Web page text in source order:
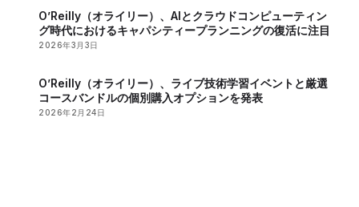
O’Reilly（オライリー）、AIとクラウドコンピューティン
グ時代におけるキャパシティープランニングの復活に注目
2026年3月3日
O’Reilly（オライリー）、ライブ技術学習イベントと厳選
コースバンドルの個別購入オプションを発表
2026年2月24日